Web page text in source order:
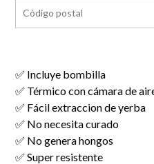
✅ Incluye bombilla
✅ Térmico con cámara de
✅ Fácil extraccion de yerba
✅ No necesita curado
✅ No genera hongos
✅ Super resistente